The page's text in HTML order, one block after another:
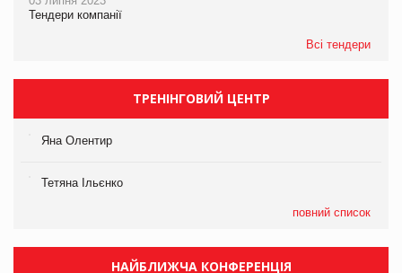
Тендери компанії
Всі тендери
ТРЕНІНГОВИЙ ЦЕНТР
Яна Олентир
Тетяна Ільєнко
повний список
НАЙБЛИЖЧА КОНФЕРЕНЦІЯ